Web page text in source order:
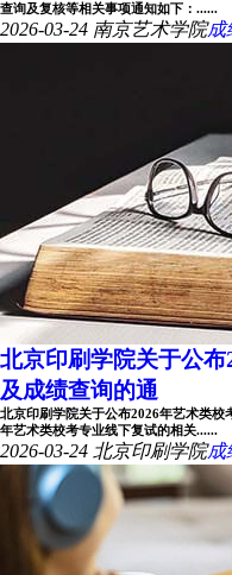
查询及复核等相关事项通知如下：......
2026-03-24 南京艺术学院成
北京印刷学院关于公
及成绩查询的通
北京印刷学院关于公布2026年艺术类
年艺术类校考专业线下复试的相关......
2026-03-24 北京印刷学院成